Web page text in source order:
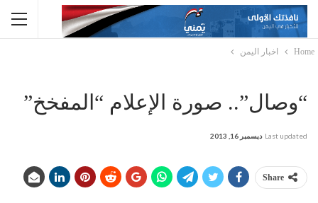
Home اخبار اليمن
“وصال”.. صورة الإعلام “المفخخ”
Last updated ديسمبر 16, 2013
Share